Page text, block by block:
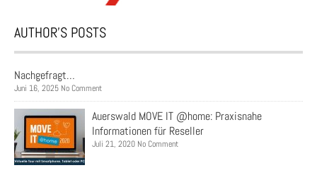
AUTHOR’S POSTS
Nachgefragt…
Juni 16, 2025 No Comment
Auerswald MOVE IT @home: Praxisnahe
Informationen für Reseller
Juli 21, 2020 No Comment